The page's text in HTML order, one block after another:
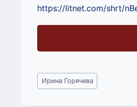
https://litnet.com/shrt/
Метки
записи:
Ирина Горячева